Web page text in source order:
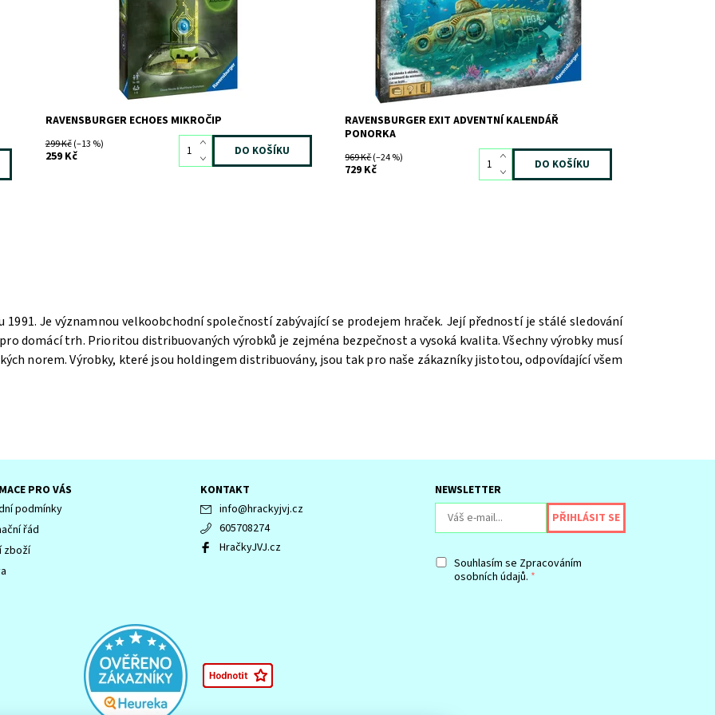
RAVENSBURGER ECHOES MIKROČIP
299 Kč(–13 %)
259 Kč
RAVENSBURGER EXIT ADVENTNÍ KALENDÁŘ
PONORKA
969 Kč(–24 %)
729 Kč
1991. Je významnou velkoobchodní společností zabývající se prodejem hraček. Její předností je stálé sledování
domácí trh. Prioritou distribuovaných výrobků je zejména bezpečnost a vysoká kvalita. Všechny výrobky musí
norem. Výrobky, které jsou holdingem distribuovány, jsou tak pro naše zákazníky jistotou, odpovídající všem
PRO VÁS
podmínky
řád
zboží
KONTAKT
info@hrackyjvj.cz
605708274
HračkyJVJ.cz
NEWSLETTER
Souhlasím se Zpracováním
osobních údajů.